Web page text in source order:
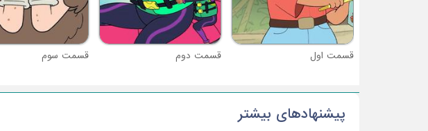
قسمت اول قسمت دوم قسمت سوم
پیشنهادهای بیشتر